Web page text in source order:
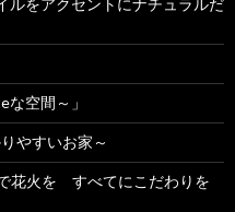
ルをアクセントにナチュラルだ
な空間～」
やすいお家～
花火を すべてにこだわりを